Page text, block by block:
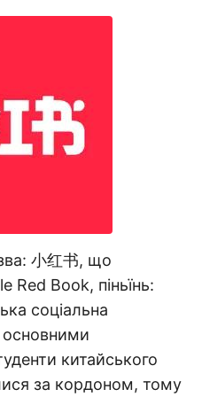
小红书, що
Red Book, піньїнь:
соціальна
основними
китайського
за кордоном, тому